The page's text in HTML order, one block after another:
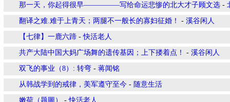
那一天，你起得很早—————写给命运悲惨的北大才子顾文选 -
翻译之难.难于上青天；两腿不一般长的寡妇征婚！ - 溪谷闲人
【七律】一鹿六蹄 -快活老人
共产大陆中国大妈广场舞的遗传基因；上下搂着点！ - 溪谷闲人
双飞的事业（8）: 转弯 - 蒋闻铭
从韩战学到的戒律，美军遵守至今 - 随意生活
嫩荷（题圖） -快活老人